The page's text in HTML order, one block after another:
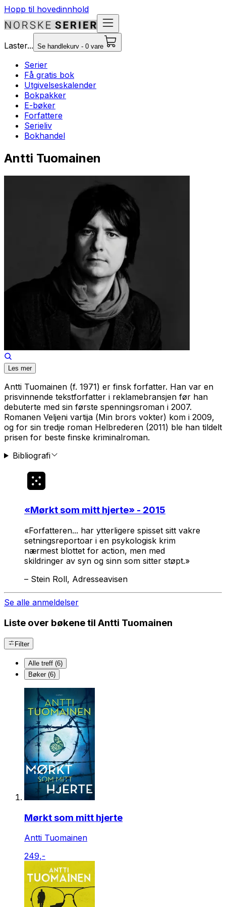
Hopp til hovedinnhold
Laster... Se handlekurv - 0 vare
Serier
Få gratis bok
Utgivelseskalender
Bokpakker
E-bøker
Forfattere
Serieliv
Bokhandel
Antti Tuomainen
Les mer
Antti Tuomainen (f. 1971) er finsk forfatter. Han var en
prisvinnende tekstforfatter i reklamebransjen før han
debuterte med sin første spenningsroman i 2007.
Romanen Veljeni vartija (Min brors vokter) kom i 2009,
og for sin tredje roman Helbrederen (2011) ble han tildelt
prisen for beste finske kriminalroman.
Bibliografi
«Mørkt som mitt hjerte» - 2015
«Forfatteren... har ytterligere spisset sitt vakre
setningsreportoar i en psykologisk krim
nærmest blottet for action, men med
skildringer av syn og sinn som sitter støpt.»
– Stein Roll, Adresseavisen
Se alle anmeldelser
Liste over bøkene til Antti Tuomainen
Filter
Alle treff (6)
Bøker (6)
Mørkt som mitt hjerte
Antti Tuomainen
249,-